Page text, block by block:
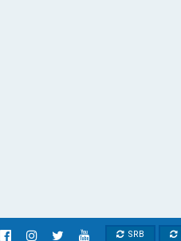
SRB